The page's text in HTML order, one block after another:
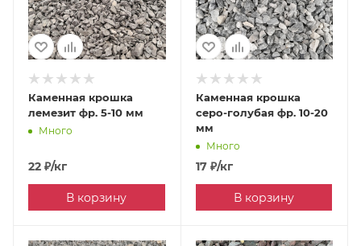
Каменная крошка
лемезит фр. 5-10 мм
Много
22 ₽/кг
В корзину
Каменная крошка
серо-голубая фр. 10-20
мм
Много
17₽/кг
В корзину